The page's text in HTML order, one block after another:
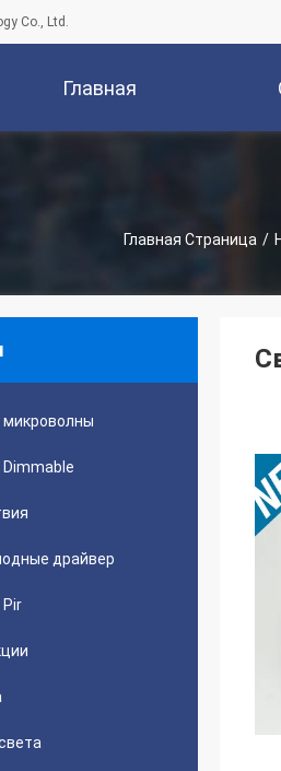
Co., Ltd.
Главная
Главная Страница /
драйвер